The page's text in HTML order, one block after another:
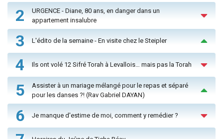
2
URGENCE - Diane, 80 ans, en danger dans un
appartement insalubre
3 L'édito de la semaine - En visite chez le Steipler
4 Ils ont volé 12 Sifré Torah à Levallois… mais pas la Torah
5
Assister à un mariage mélangé pour le repas et séparé
pour les danses ?! (Rav Gabriel DAYAN)
6 Je manque d'estime de moi, comment y remédier ?